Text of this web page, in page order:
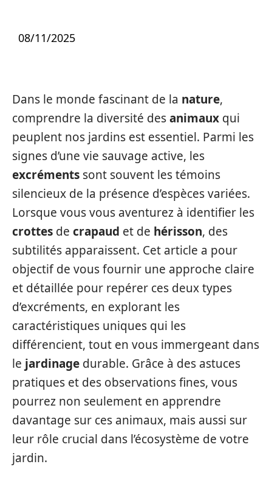
08/11/2025
Dans le monde fascinant de la nature,
comprendre la diversité desanimaux qui
peuplent nos jardins est essentiel. Parmi les
signes d’une vie sauvage active, les
excréments sont souvent les témoins
silencieux de la présence d’espèces variées.
Lorsque vous vous aventurez à identifier les
crottes de crapaud et de hérisson, des
subtilités apparaissent. Cet article a pour
objectif de vous fournir une approche claire
et détaillée pour repérer ces deux types
d’excréments, en explorant les
caractéristiques uniques qui les
différencient, tout en vous immergeant dans
le jardinage durable. Grâce à des astuces
pratiques et des observations fines, vous
pourrez non seulement en apprendre
davantage sur ces animaux, mais aussi sur
leur rôle crucial dans l’écosystème de votre
jardin.